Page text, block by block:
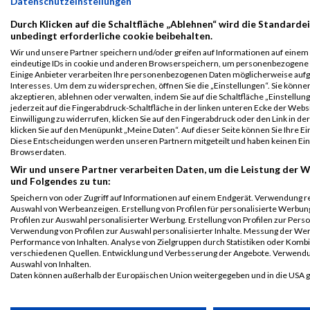
männlich
B2Run
München
Teamwertung
mixed
28673 Erich Gegenfurtner 0000 GER
SC
Vitus
2016
Veranstaltung
First
B2Run
B2RUN München
28511 Erich Gegenfurtner 0000 GER
SC
B2Run
München
Einzelwertung
männlich
28511 Erich Gegenfurtner 0000 GER
SC
Vitus
Durch Klicken auf die Schaltfläche „Ablehnen“ wird die
unbedingt erforderliche cookie beibehalten.
Wir und unsere Partner speichern und/oder greifen auf Informationen auf einem
eindeutige IDs in cookie und anderen Browserspeichern, um
Einige Anbieter verarbeiten Ihre personenbezogenen Daten möglicherweise
Interesses. Um dem zu widersprechen, öffnen Sie die „Einstellungen“. Sie
akzeptieren, ablehnen oder verwalten, indem Sie auf die Schaltfläche
jederzeit auf die Fingerabdruck-Schaltfläche in der linken unteren Ecke der
Einwilligung zu widerrufen, klicken Sie auf den Fingerabdruck oder den Link in
klicken Sie auf den Menüpunkt „Meine Daten“. Auf dieser Seite können Sie Ihre
Diese Entscheidungen werden unseren Partnern mitgeteilt und haben keinen
Browserdaten.
Wir und unsere Partner verarbeiten Daten, um die Leistung der
und Folgendes zu tun:
Speichern von oder Zugriff auf Informationen auf einem Endgerät. Verwendung
Auswahl von Werbeanzeigen. Erstellung von Profilen für personalisierte
Profilen zur Auswahl personalisierter Werbung. Erstellung von Profilen zur
Verwendung von Profilen zur Auswahl personalisierter Inhalte. Messung der
Performance von Inhalten. Analyse von Zielgruppen durch Statistiken oder
verschiedenen Quellen. Entwicklung und Verbesserung der Angebote.
Auswahl von Inhalten.
Daten können außerhalb der Europäischen Union weitergegeben und in die USA